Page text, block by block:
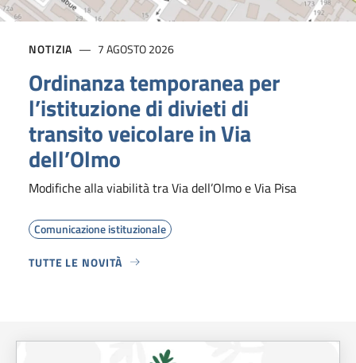
NOTIZIA 7 AGOSTO 2026
Ordinanza temporanea per
l’istituzione di divieti di
transito veicolare in Via
dell’Olmo
Modifiche alla viabilità tra Via dell’Olmo e Via Pisa
Comunicazione istituzionale
TUTTE LE NOVITÀ